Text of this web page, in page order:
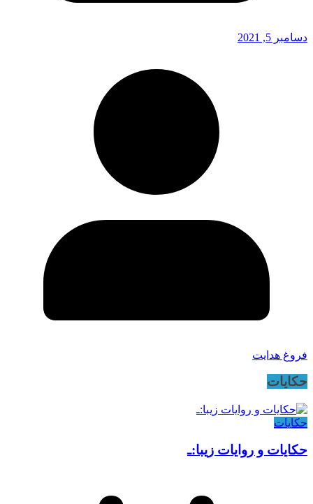
دسامبر 5, 2021
فروغ هدایت
حکایات
حکایات
حکایات و روایات زیبا:ـ